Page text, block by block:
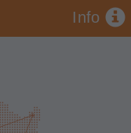
Info